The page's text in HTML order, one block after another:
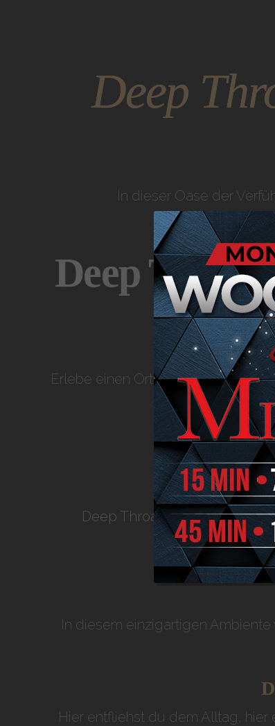
Deep
In dieser Oase der
Deep
Erlebe einen Ort, an dem Erotik
Deep Throat in Fehraltorf:
In diesem einzigartigen
Hier entfliehst du dem Alltag, hier